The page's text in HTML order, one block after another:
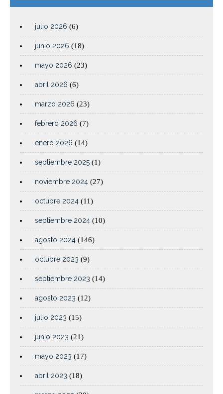
julio 2026 (6)
junio 2026 (18)
mayo 2026 (23)
abril 2026 (6)
marzo 2026 (23)
febrero 2026 (7)
enero 2026 (14)
septiembre 2025 (1)
noviembre 2024 (27)
octubre 2024 (11)
septiembre 2024 (10)
agosto 2024 (146)
octubre 2023 (9)
septiembre 2023 (14)
agosto 2023 (12)
julio 2023 (15)
junio 2023 (21)
mayo 2023 (17)
abril 2023 (18)